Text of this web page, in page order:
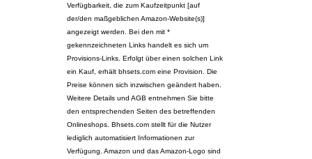
Verfügbarkeit, die zum Kaufzeitpunkt [auf
der/den maßgeblichen Amazon-Website(s)]
angezeigt werden. Bei den mit *
gekennzeichneten Links handelt es sich um
Provisions-Links. Erfolgt über einen solchen Link
ein Kauf, erhält bhsets.com eine Provision. Die
Preise können sich inzwischen geändert haben.
Weitere Details und AGB entnehmen Sie bitte
den entsprechenden Seiten des betreffenden
Onlineshops. Bhsets.com stellt für die Nutzer
lediglich automatisiert Informationen zur
Verfügung. Amazon und das Amazon-Logo sind